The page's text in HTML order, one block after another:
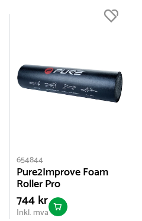
654844
Pure2Improve Foam
Roller Pro
744 kr
Inkl. mva